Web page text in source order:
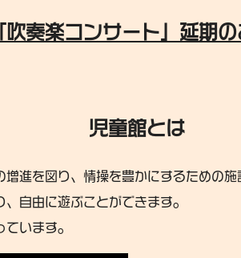
吹奏楽コンサート」延期
児童館とは
進を図り、情操を豊かにするための施
自由に遊ぶことができます。
います。